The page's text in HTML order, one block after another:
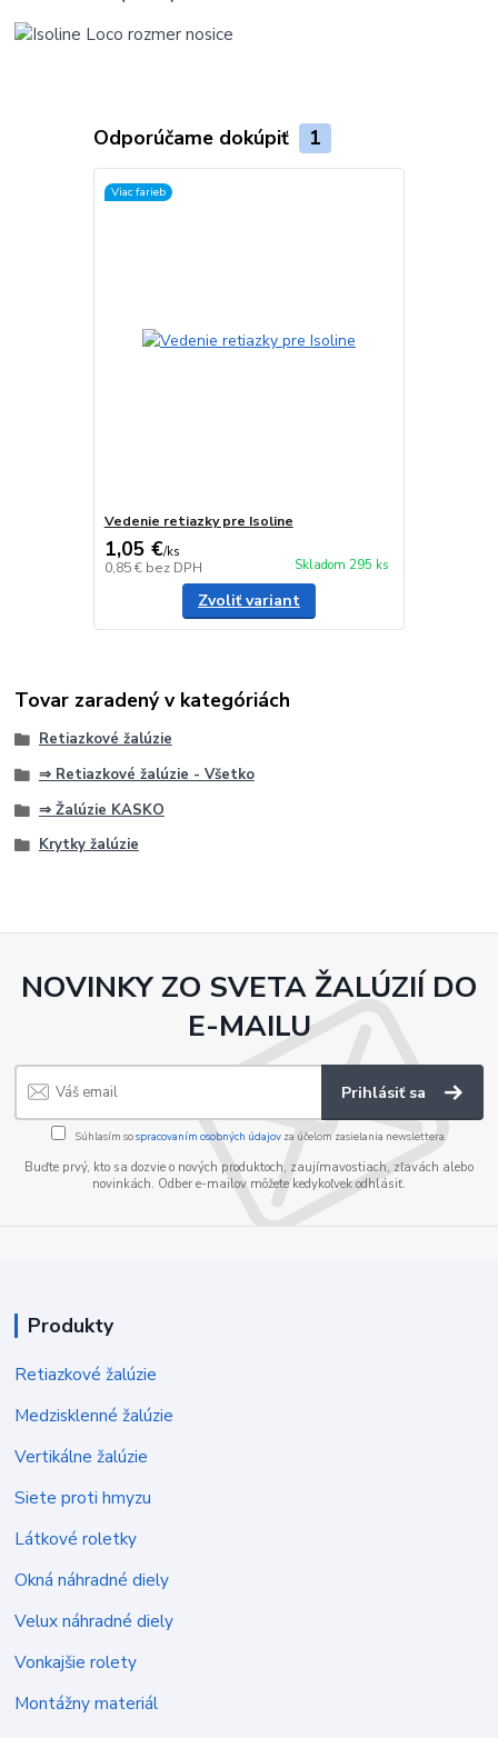
Odporúčame dokúpiť 1
Viac farieb
Vedenie retiazky pre Isoline
1,05 €/ks
0,85 € bez DPH Skladom 295 ks
Zvoliť variant
Tovar zaradený v kategóriách
Retiazkové žalúzie
⇒ Retiazkové žalúzie - Všetko
⇒ Žalúzie KASKO
Krytky žalúzie
NOVINKY ZO SVETA ŽALÚZIÍ DO
E-MAILU
Prihlásiť sa
Súhlasím sospracovaním osobných údajov za účelom zasielania newslettera.
Buďte prvý, kto sa dozvie o nových produktoch, zaujímavostiach, zľavách alebo
novinkách. Odber e-mailov môžete kedykoľvek odhlásiť.
Produkty
Retiazkové žalúzie
Medzisklenné žalúzie
Vertikálne žalúzie
Siete proti hmyzu
Látkové roletky
Okná náhradné diely
Velux náhradné diely
Vonkajšie rolety
Montážny materiál